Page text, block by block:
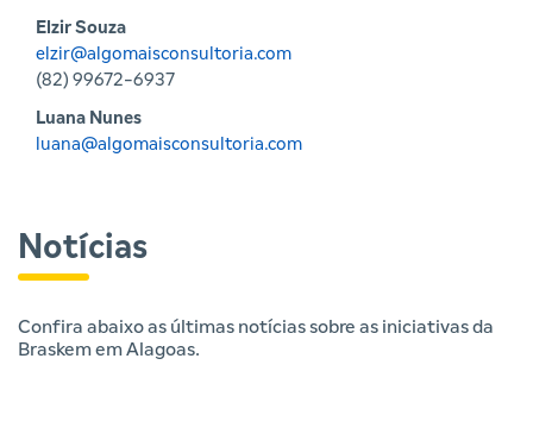
Elzir Souza
elzir@algomaisconsultoria.com
(82) 99672-6937
Luana Nunes
luana@algomaisconsultoria.com
Notícias
Confira abaixo as últimas notícias sobre as iniciativas da
Braskem em Alagoas.